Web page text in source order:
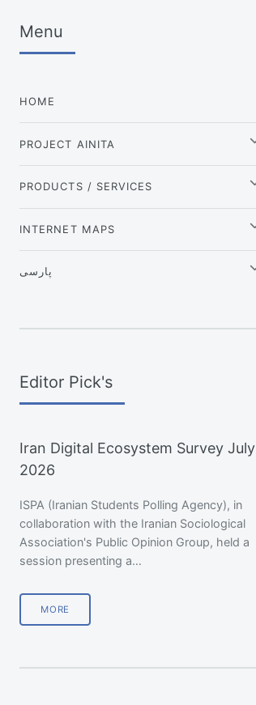
Menu
HOME
PROJECT AINITA
PRODUCTS / SERVICES
INTERNET MAPS
پارسی
Editor Pick's
Iran Digital Ecosystem Survey July
2026
ISPA (Iranian Students Polling Agency), in
collaboration with the Iranian Sociological
Association's Public Opinion Group, held a
session presenting a…
MORE